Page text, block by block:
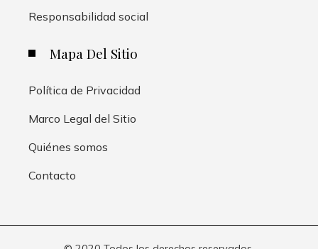
Responsabilidad social
Mapa Del Sitio
Política de Privacidad
Marco Legal del Sitio
Quiénes somos
Contacto